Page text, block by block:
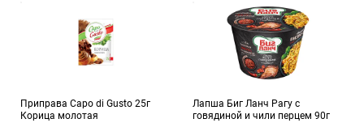
Приправа Capo di Gusto 25г
Корица молотая
Лапша Биг Ланч Рагу с
говядиной и чили перцем 90г